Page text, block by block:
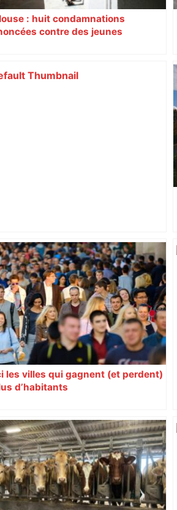
: huit condamnations
contre des jeunes
Sucrée mêle deux passions
les chats et la pâtisserie au nord
Pierrine va vous
– francebleu.fr
les villes qui gagnent (et perdent)
d’habitants